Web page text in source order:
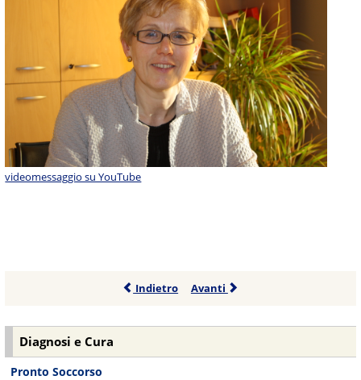
videomessaggio su YouTube
Indietro Avanti
Diagnosi e Cura
Pronto Soccorso